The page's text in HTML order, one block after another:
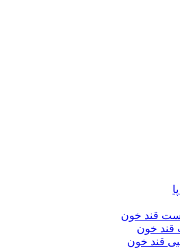
قند خون
قند خون
قند خون